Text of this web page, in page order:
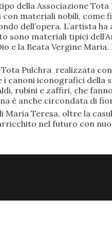
della Associazione
con materiali nobili,
dell’opera. L’artista
sono materiali tipici
e la Beata Vergine
Tota Pulchra realizzata
i canoni iconografici
rubini e zaffiri, che
è anche circondata di
Maria Teresa, oltre la
nel futuro con